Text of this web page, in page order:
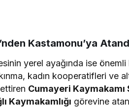
Kastamonu’ya
yerel ayağında ise önemli
kadın kooperatifleri ve
Cumayeri Kaymakamı
Kaymakamlığı görevine